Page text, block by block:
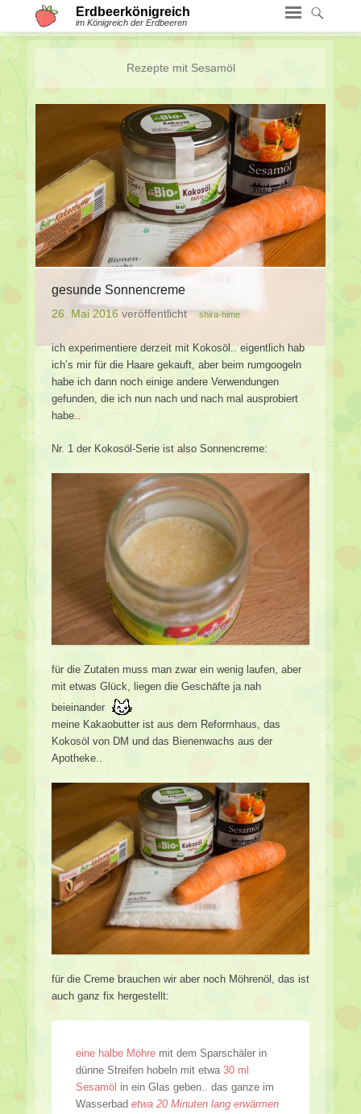
Erdbeerkönigreich
im Königreich der Erdbeeren
Rezepte mit Sesamöl
gesunde Sonnencreme
26. Mai 2016 veröffentlicht shira-hime
ich experimentiere derzeit mit Kokosöl.. eigentlich hab
ich’s mir für die Haare gekauft, aber beim rumgoogeln
habe ich dann noch einige andere Verwendungen
gefunden, die ich nun nach und nach mal ausprobiert
habe..
Nr. 1 der Kokosöl-Serie ist also Sonnencreme:
für die Zutaten muss man zwar ein wenig laufen, aber
mit etwas Glück, liegen die Geschäfte ja nah
beieinander
meine Kakaobutter ist aus dem Reformhaus, das
Kokosöl von DM und das Bienenwachs aus der
Apotheke..
für die Creme brauchen wir aber noch Möhrenöl, das ist
auch ganz fix hergestellt:
eine halbe Möhre mit dem Sparschäler in
dünne Streifen hobeln mit etwa 30 ml
Sesamöl in ein Glas geben.. das ganze im
Wasserbad etwa 20 Minuten lang erwärmen